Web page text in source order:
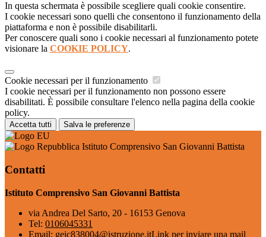
In questa schermata è possibile scegliere quali cookie consentire.
I cookie necessari sono quelli che consentono il funzionamento della
piattaforma e non è possibile disabilitarli.
Per conoscere quali sono i cookie necessari al funzionamento potete
visionare la COOKIE POLICY.
Cookie necessari per il funzionamento
I cookie necessari per il funzionamento non possono essere
disabilitati. È possibile consultare l'elenco nella pagina della cookie
policy.
Accetta tutti Salva le preferenze
Istituto Comprensivo San Giovanni Battista
Contatti
Istituto Comprensivo San Giovanni Battista
via Andrea Del Sarto, 20 - 16153 Genova
Tel: 0106045331
Email: geic838004@istruzione.itLink per inviare una mail